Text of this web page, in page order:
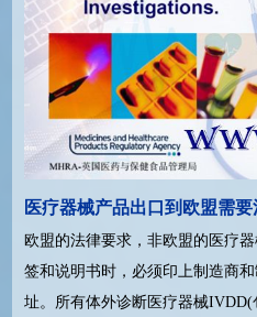
医疗器械产品出口到欧盟需要
欧盟的法律要求，非欧盟的医疗
签和说明书时，必须印上制造商
址。所有体外诊断医疗器械